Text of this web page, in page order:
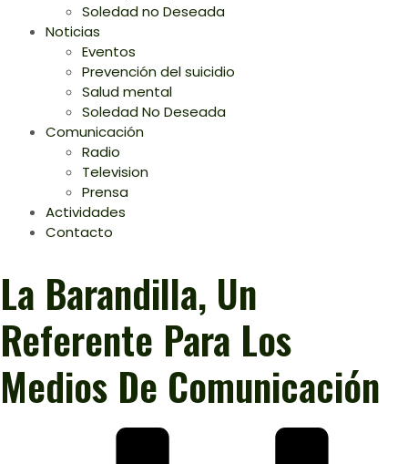
Soledad no Deseada
Noticias
Eventos
Prevención del suicidio
Salud mental
Soledad No Deseada
Comunicación
Radio
Television
Prensa
Actividades
Contacto
La Barandilla, Un
Referente Para Los
Medios De Comunicación